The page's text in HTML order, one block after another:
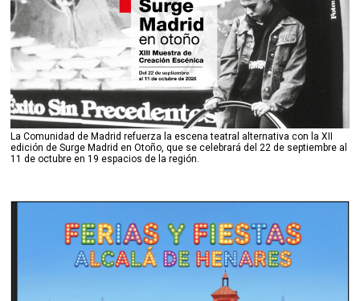
La Comunidad de Madrid refuerza la escena teatral alternativa con la XII
edición de Surge Madrid en Otoño, que se celebrará del 22 de septiembre al
11 de octubre en 19 espacios de la región.